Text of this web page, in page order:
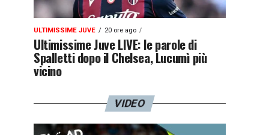
ULTIMISSIME JUVE 20 ore ago
Ultimissime Juve LIVE: le parole di
Spalletti dopo il Chelsea, Lucumì più
vicino
VIDEO